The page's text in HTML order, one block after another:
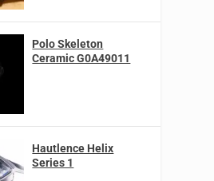
Polo Skeleton
Ceramic G0A49011
Hautlence Helix
Series 1